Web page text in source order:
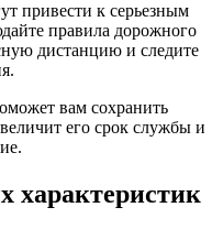
привести к серьезным
правила дорожного
дистанцию и следите
вам сохранить
его срок службы и
характеристик